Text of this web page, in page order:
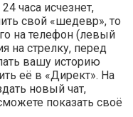
часа исчезнет,
свой «шедевр», то
на телефон (левый
на стрелку, перед
вашу историю
её в «Директ». На
новый чат,
показать своё